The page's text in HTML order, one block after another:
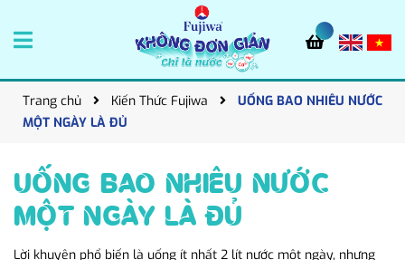
Trang chủ Kiến Thức Fujiwa
UỐNG BAO NHIÊU NƯỚC
MỘT NGÀY LÀ ĐỦ
UỐNG BAO NHIÊU NƯỚC
MỘT NGÀY LÀ ĐỦ
Lời khuyên phổ biến là uống ít nhất 2 lít nước một ngày, nhưng